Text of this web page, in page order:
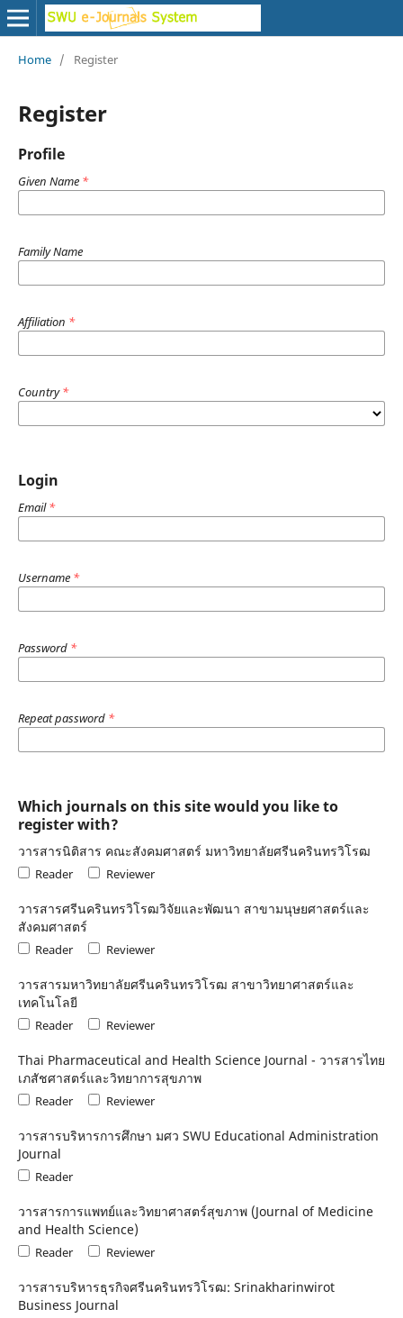
Home / Register
Register
Profile
Given Name *
Family Name
Affiliation *
Country*
Login
Email*
Username *
Password *
Repeat password *
Which journals on this site would you like to
register with?
วารสารนิติสาร คณะสังคมศาสตร์ มหาวิทยาลัยศรีนครินทรวิโรฒ
Reader Reviewer
วารสารศรีนครินทรวิโรฒวิจัยและพัฒนา สาขามนุษยศาสตร์และ
สังคมศาสตร์
Reader Reviewer
วารสารมหาวิทยาลัยศรีนครินทรวิโรฒ สาขาวิทยาศาสตร์และ
เทคโนโลยี
Reader Reviewer
Thai Pharmaceutical and Health Science Journal - วารสารไทย
เภสัชศาสตร์และวิทยาการสุขภาพ
Reader Reviewer
วารสารบริหารการศึกษา มศว SWU Educational Administration
Journal
Reader
วารสารการแพทย์และวิทยาศาสตร์สุขภาพ (Journal of Medicine
and Health Science)
Reader Reviewer
วารสารบริหารธุรกิจศรีนครินทรวิโรฒ: Srinakharinwirot
Business Journal